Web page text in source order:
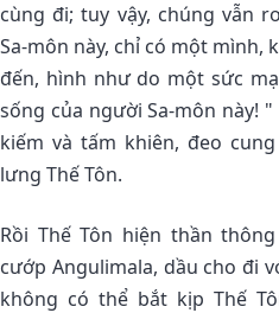
cùng đi; tuy vậy, chúng vẫn
Sa-môn này, chỉ có một mình,
đến, hình như do một sức
sống của người Sa-môn này!
kiếm và tấm khiên, đeo
lưng Thế Tôn.
Rồi Thế Tôn hiện thần
cướp Angulimala, dầu cho đi
không có thể bắt kịp Thế